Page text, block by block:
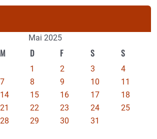
Mai 2025
M D F S S
1 2 3
4
7 8 9 10
11
14 15 16 17
18
21 22 23 24
25
28 29 30
31